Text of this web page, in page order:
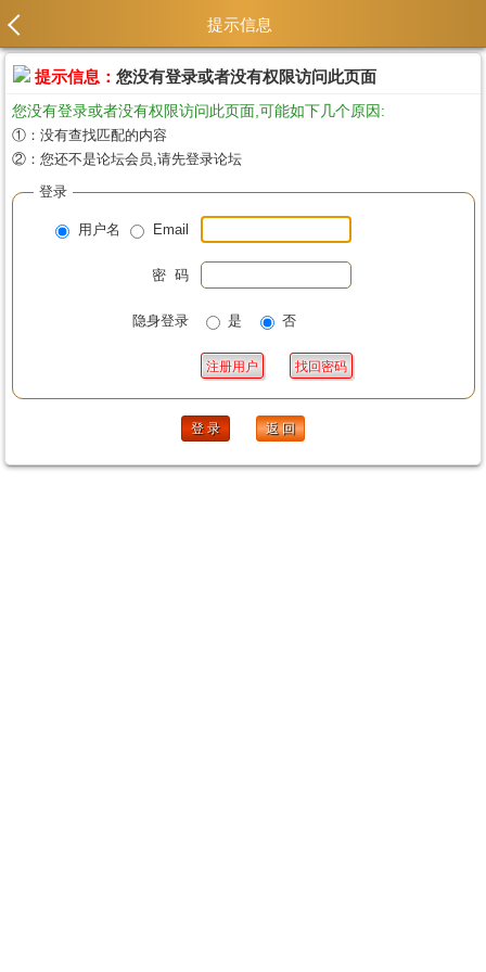
提示信息
提示信息： 您没有登录或者没有权限访问此页面
您没有登录或者没有权限访问此页面,可能如下几个原因:
①：没有查找匹配的内容
②：您还不是论坛会员,请先登录论坛
登录
用户名 Email
密 码
隐身登录 是 否